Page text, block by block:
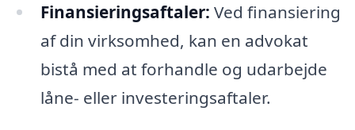
Finansieringsaftaler: Ved finansiering
af din virksomhed, kan en advokat
bistå med at forhandle og udarbejde
låne- eller investeringsaftaler.